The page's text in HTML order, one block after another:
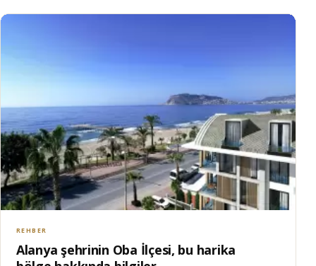
REHBER
Alanya şehrinin Oba İlçesi, bu harika